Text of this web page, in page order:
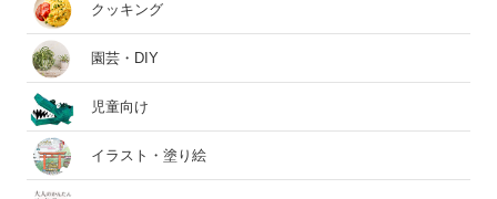
クッキング
園芸・DIY
児童向け
イラスト・塗り絵